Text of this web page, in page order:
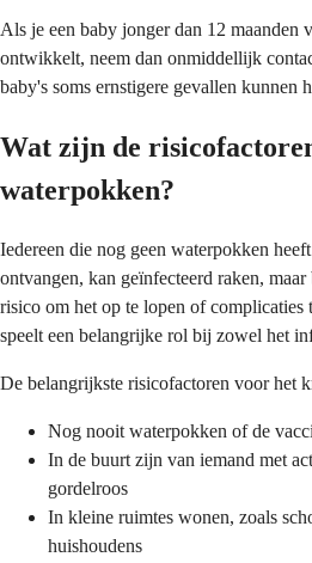
Als je een baby jonger dan 12 maanden
ontwikkelt, neem dan onmiddellijk
baby's soms ernstigere gevallen kunnen
Wat zijn de
waterpokken?
Iedereen die nog geen waterpokken
ontvangen, kan geïnfecteerd raken,
risico om het op te lopen of
speelt een belangrijke rol bij zowel het
De belangrijkste risicofactoren voor het
Nog nooit waterpokken of de
In de buurt zijn van iemand met
gordelroos
In kleine ruimtes wonen, zoals
huishoudens